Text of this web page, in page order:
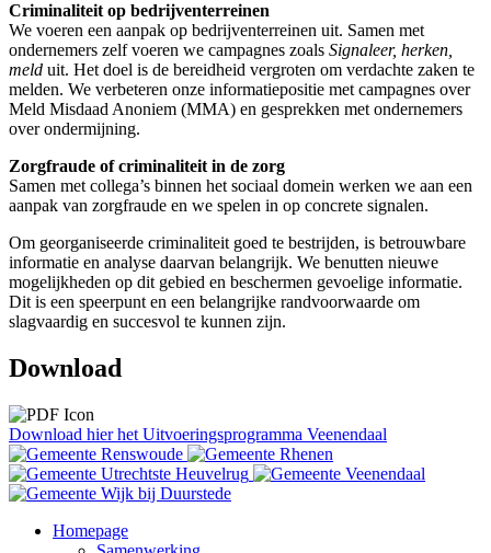
Criminaliteit op bedrijventerreinen
We voeren een aanpak op bedrijventerreinen uit. Samen met
ondernemers zelf voeren we campagnes zoals Signaleer, herken,
meld uit. Het doel is de bereidheid vergroten om verdachte zaken te
melden. We verbeteren onze informatiepositie met campagnes over
Meld Misdaad Anoniem (MMA) en gesprekken met ondernemers
over ondermijning.
Zorgfraude of criminaliteit in de zorg
Samen met collega’s binnen het sociaal domein werken we aan een
aanpak van zorgfraude en we spelen in op concrete signalen.
Om georganiseerde criminaliteit goed te bestrijden, is betrouwbare
informatie en analyse daarvan belangrijk. We benutten nieuwe
mogelijkheden op dit gebied en beschermen gevoelige informatie.
Dit is een speerpunt en een belangrijke randvoorwaarde om
slagvaardig en succesvol te kunnen zijn.
Download
Download hier het Uitvoeringsprogramma Veenendaal
Homepage